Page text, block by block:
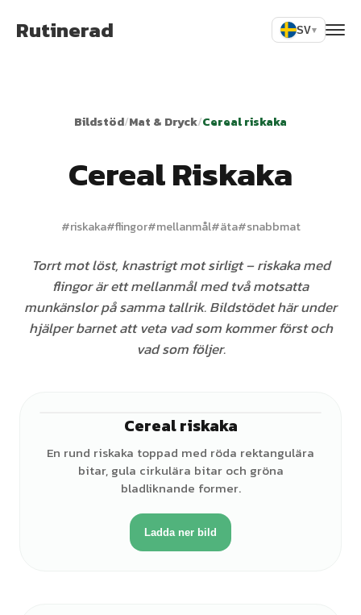
Rutinerad SV▾
Bildstöd/Mat & Dryck/Cereal riskaka
Cereal Riskaka
#riskaka#flingor#mellanmål#äta#snabbmat
Torrt mot löst, knastrigt mot sirligt – riskaka med
flingor är ett mellanmål med två motsatta
munkänslor på samma tallrik. Bildstödet här under
hjälper barnet att veta vad som kommer först och
vad som följer.
Cereal riskaka
En rund riskaka toppad med röda rektangulära
bitar, gula cirkulära bitar och gröna
bladliknande former.
Ladda ner bild